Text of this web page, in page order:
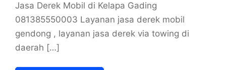
Jasa Derek Mobil di Kelapa Gading
081385550003 Layanan jasa derek mobil
gendong , layanan jasa derek via towing di
daerah […]